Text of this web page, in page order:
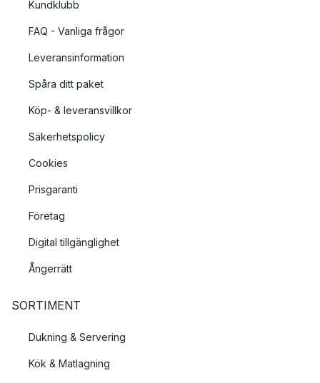
Kundklubb
FAQ - Vanliga frågor
Leveransinformation
Spåra ditt paket
Köp- & leveransvillkor
Säkerhetspolicy
Cookies
Prisgaranti
Företag
Digital tillgänglighet
Ångerrätt
SORTIMENT
Dukning & Servering
Kök & Matlagning